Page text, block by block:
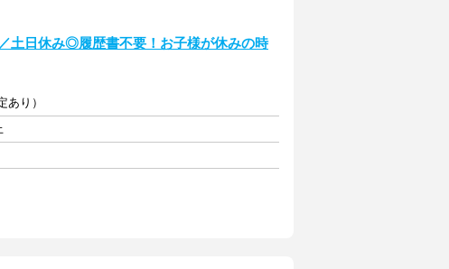
土日休み◎履歴書不要！お子様が休みの時
あり）